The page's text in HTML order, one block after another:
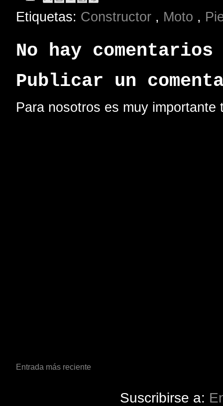
Etiquetas: Constructor , Moto ,
No hay
Publicar un
Para nosotros es muy
Entrada más reciente
Suscribirse a: